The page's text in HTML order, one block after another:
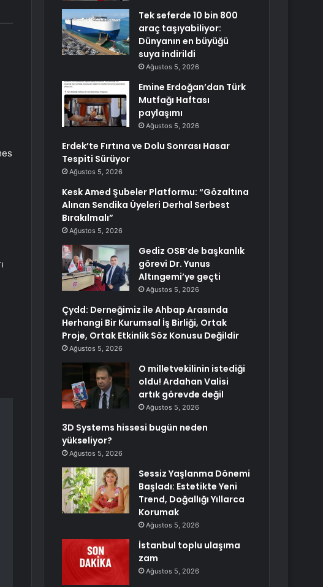
Tek seferde 10 bin 800
araç taşıyabiliyor:
Dünyanın en büyüğü
suya indirildi
Ağustos 5, 2026
Emine Erdoğan’dan Türk
Mutfağı Haftası
paylaşımı
Ağustos 5, 2026
Erdek’te Fırtına ve Dolu Sonrası Hasar
Tespiti Sürüyor
Ağustos 5, 2026
Kesk Amed Şubeler Platformu: “Gözaltına
Alınan Sendika Üyeleri Derhal Serbest
Bırakılmalı”
Ağustos 5, 2026
Gediz OSB’de başkanlık
görevi Dr. Yunus
Altıngemi’ye geçti
Ağustos 5, 2026
Çydd: Derneğimiz ile Ahbap Arasında
Herhangi Bir Kurumsal İş Birliği, Ortak
Proje, Ortak Etkinlik Söz Konusu Değildir
Ağustos 5, 2026
O milletvekilinin istediği
oldu! Ardahan Valisi
artık görevde değil
Ağustos 5, 2026
3D Systems hissesi bugün neden
yükseliyor?
Ağustos 5, 2026
Sessiz Yaşlanma Dönemi
Başladı: Estetikte Yeni
Trend, Doğallığı Yıllarca
Korumak
Ağustos 5, 2026
İstanbul toplu ulaşıma
zam
Ağustos 5, 2026